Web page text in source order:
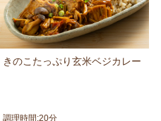
きのこたっぷり玄米ベジカレー
調理時間:20分